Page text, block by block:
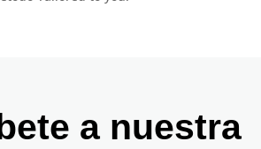
a nuestra